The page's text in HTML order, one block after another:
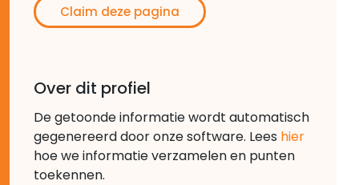
Claim deze pagina
Over dit profiel
De getoonde informatie wordt automatisch
gegenereerd door onze software. Lees hier
hoe we informatie verzamelen en punten
toekennen.